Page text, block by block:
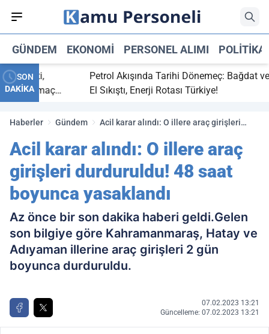
GÜNDEM EKONOMI PERSONEL ALIMI POLITIKA
SON
DAKİKA
bitti,
maç
Petrol Akışında Tarihi Dönemeç: Bağdat ve
El Sıkıştı, Enerji Rotası Türkiye!
Haberler Gündem
Acil karar alındı: O illere araç girişleri
Acil karar alındı: O illere araç
girişleri durduruldu! 48 saat
boyunca yasaklandı
Az önce bir son dakika haberi geldi.Gelen
son bilgiye göre Kahramanmaraş, Hatay ve
Adıyaman illerine araç girişleri 2 gün
boyunca durduruldu.
07.02.2023 13:21
Güncelleme: 07.02.2023 13:21